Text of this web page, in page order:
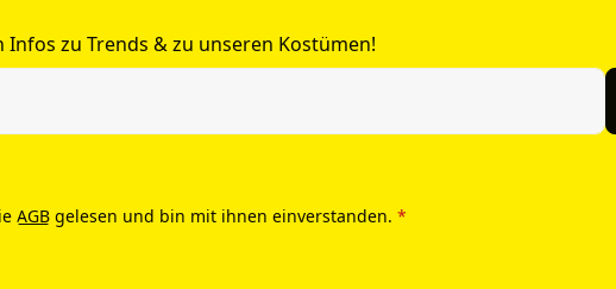
zu Trends & zu unseren Kostümen!
AGB gelesen und bin mit ihnen einverstanden. *